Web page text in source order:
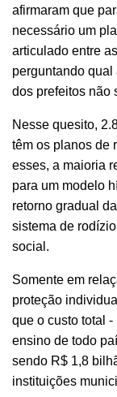
afirmaram que
necessário um
articulado entre
perguntando qual
dos prefeitos não
Nesse quesito,
têm os planos de
esses, a maioria
para um modelo
retorno gradual
sistema de
social.
Somente em
proteção
que o custo total
ensino de todo
sendo R$ 1,8
instituições